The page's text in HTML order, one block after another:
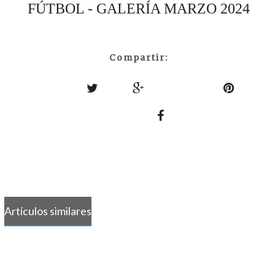
FÚTBOL - GALERÍA MARZO 2024
Compartir:
Artículos similares